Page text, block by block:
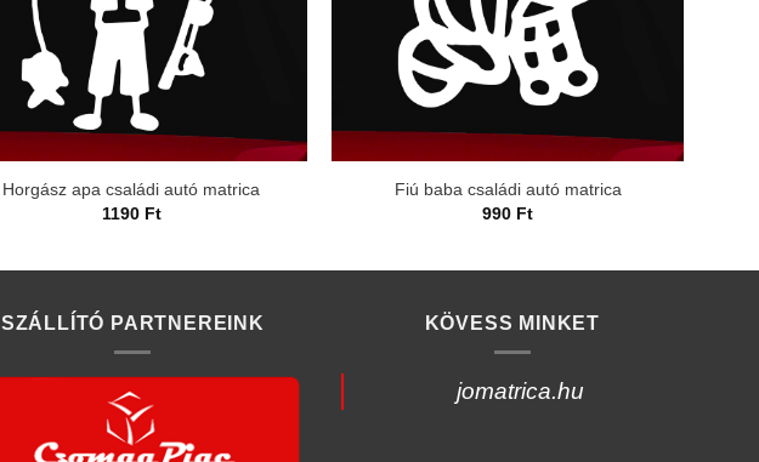
Horgász apa családi autó matrica
1190 Ft
Fiú baba családi autó matrica
990 Ft
SZÁLLÍTÓ PARTNEREINK KÖVESS MINKET
jomatrica.hu